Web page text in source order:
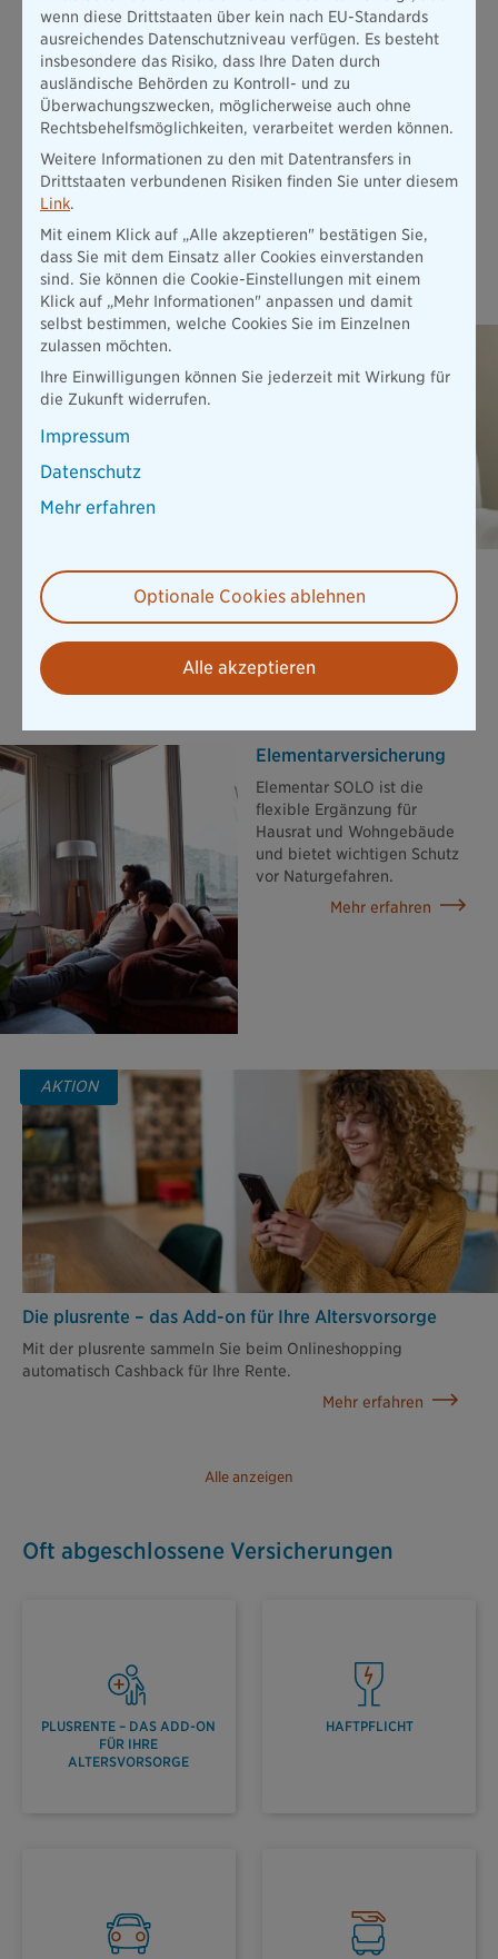
Stellen Sie sich vor, Sie können wegen einer Erkrankung oder
nach einem Unfall nicht mehr arbeiten. Die gesetzliche
Absicherung ist dann viel zu gering, um Ihren bisherigen
Lebensstandard zu halten.
Mehr erfahren
Das könnte Sie auch interessieren
Alle anzeigen
Unfallversicherung ExistenzBudget
Unsere Unfallversicherung INDIVIDUAL ist Ihr finanzielles
ExistenzBudget in einer Höhe von bis zu 10 Mio. € nach
einem Unfall - und das schon ab 9,41 € pro Monat.
Elementar­versicherung
Elementar SOLO ist die
flexible Ergänzung für
Hausrat und Wohngebäude
und bietet wichtigen Schutz
vor Naturgefahren.
Mehr erfahren
AKTION
Die plusrente – das Add-on für Ihre Altersvorsorge
Mit der plusrente sammeln Sie beim Onlineshopping
automatisch Cashback für Ihre Rente.
Mehr erfahren
Oft abgeschlossene Versicherungen
PLUSRENTE – DAS ADD-ON
FÜR IHRE
ALTERSVORSORGE
HAFTPFLICHT
wenn diese Drittstaaten über kein nach EU-Standards
ausreichendes Datenschutzniveau verfügen. Es besteht
insbesondere das Risiko, dass Ihre Daten durch
ausländische Behörden zu Kontroll- und zu
Überwachungszwecken, möglicherweise auch ohne
Rechtsbehelfsmöglichkeiten, verarbeitet werden können.
Weitere Informationen zu den mit Datentransfers in
Drittstaaten verbundenen Risiken finden Sie unter diesem
Link.
Mit einem Klick auf „Alle akzeptieren" bestätigen Sie,
dass Sie mit dem Einsatz aller Cookies einverstanden
sind. Sie können die Cookie-Einstellungen mit einem
Klick auf „Mehr Informationen" anpassen und damit
selbst bestimmen, welche Cookies Sie im Einzelnen
zulassen möchten.
Ihre Einwilligungen können Sie jederzeit mit Wirkung für
die Zukunft widerrufen.
Impressum
Datenschutz
Mehr erfahren
Optionale Cookies ablehnen
Alle akzeptieren